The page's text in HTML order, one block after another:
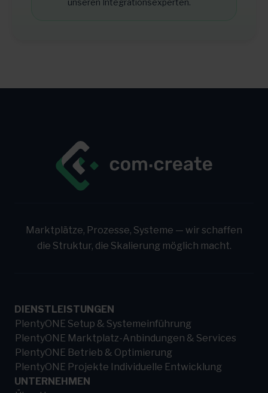
Marktplätze, Prozesse, Systeme — wir schaffen
die Struktur, die Skalierung möglich macht.
DIENSTLEISTUNGEN
PlentyONE Setup & Systemeinführung
PlentyONE Marktplatz-Anbindungen & Services
PlentyONE Betrieb & Optimierung
PlentyONE Projekte Individuelle Entwicklung
UNTERNEHMEN